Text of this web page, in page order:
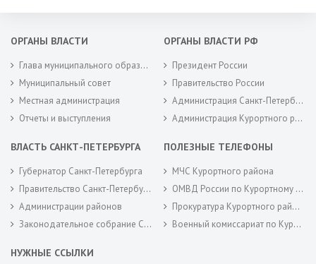
ОРГАНЫ ВЛАСТИ
Глава муниципального образования
Муниципальный совет
Местная администрация
Отчеты и выступления
ОРГАНЫ ВЛАСТИ РФ
Президент России
Правительство России
Администрация Санкт-Петербурга
Администрация Курортного района Санкт-Петербурга
ВЛАСТЬ САНКТ-ПЕТЕРБУРГА
Губернатор Санкт-Петербурга
Правительство Санкт-Петербурга
Администрации районов
Законодательное собрание Санкт-Петербурга
ПОЛЕЗНЫЕ ТЕЛЕФОНЫ
МЧС Курортного района
ОМВД России по Курортному району
Прокуратура Курортного района
Военный комиссариат по Курортному районам города Санкт-Петербурга
НУЖНЫЕ ССЫЛКИ